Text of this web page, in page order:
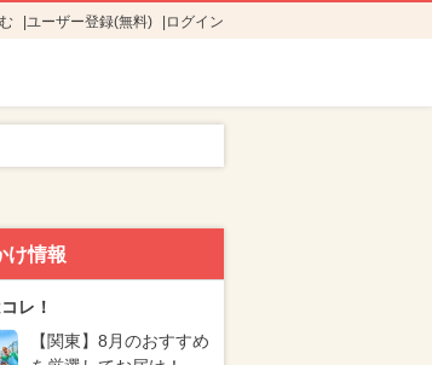
ユーザー登録(無料) ログイン
け情報
レ！
【関東】8月のおすすめ